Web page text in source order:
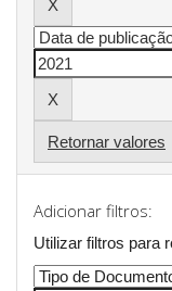
Retornar valores
Adicionar filtros:
Utilizar filtros para